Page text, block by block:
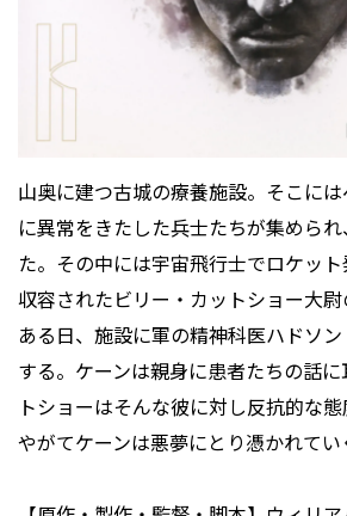
山奥に建つ古城の療養施設。そこに
に異常をきたした兵士たちが集めら
た。その中には宇宙飛行士でロケッ
収容されたビリー・カットショー大尉
ある日、施設に軍の精神科医ハドソ
する。ケーンは親身に患者たちの話
トショーはそんな彼に対し反抗的な態
やがてケーンは悪夢にとり憑かれてい